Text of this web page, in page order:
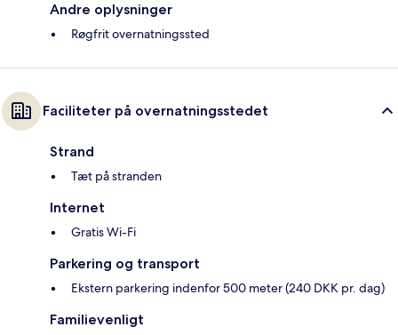
Andre oplysninger
Røgfrit overnatningssted
Faciliteter på overnatningsstedet
Strand
Tæt på stranden
Internet
Gratis Wi-Fi
Parkering og transport
Ekstern parkering indenfor 500 meter (240 DKK pr. dag)
Familievenligt